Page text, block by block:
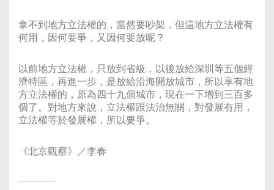
拿不到地方立法權的，當然要吵架，但這地方立法權有
何用，因何要爭，又因何要放呢？
以前地方立法權，只放到省級，以後放給深圳等五個經
濟特區，再進一步，是放給沿海開放城市，所以享有地
方立法權的，原為四十九個城市，現在一下增到三百多
個了。對地方來說，立法權跟法治無關，對發展有用，
立法權等於發展權，所以要爭。
《北京觀察》／李春